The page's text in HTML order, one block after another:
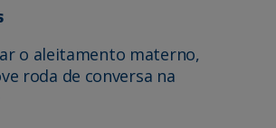
o aleitamento materno,
roda de conversa na